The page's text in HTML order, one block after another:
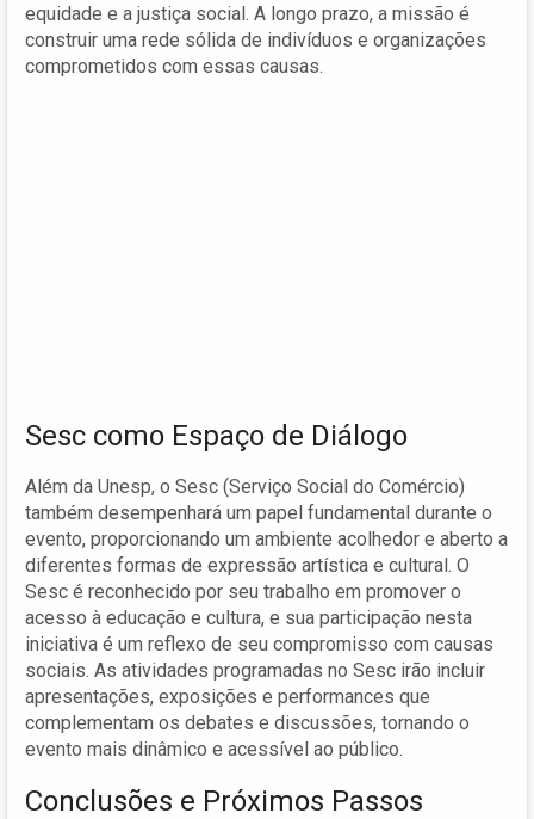
equidade e a justiça social. A longo prazo, a missão é
construir uma rede sólida de indivíduos e organizações
comprometidos com essas causas.
Sesc como Espaço de Diálogo
Além da Unesp, o Sesc (Serviço Social do Comércio)
também desempenhará um papel fundamental durante o
evento, proporcionando um ambiente acolhedor e aberto a
diferentes formas de expressão artística e cultural. O
Sesc é reconhecido por seu trabalho em promover o
acesso à educação e cultura, e sua participação nesta
iniciativa é um reflexo de seu compromisso com causas
sociais. As atividades programadas no Sesc irão incluir
apresentações, exposições e performances que
complementam os debates e discussões, tornando o
evento mais dinâmico e acessível ao público.
Conclusões e Próximos Passos